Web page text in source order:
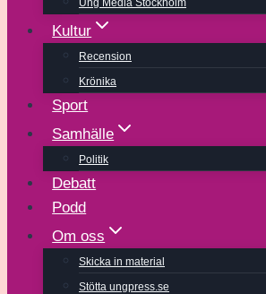
Ung Media Stockholm
Kultur
Recension
Krönika
Sport
Samhälle
Politik
Debatt
Podd
Om oss
Skicka in material
Stötta ungpress.se